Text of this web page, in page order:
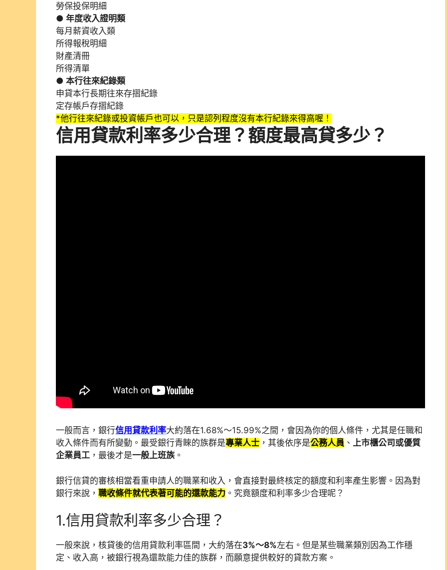
勞保投保明細
● 年度收入證明類
每月薪資收入類
所得報稅明細
財產清冊
所得清單
● 本行往來紀錄類
申貸本行長期往來存摺紀錄
定存帳戶存摺紀錄
*他行往來紀錄或投資帳戶也可以，只是認列程度沒有本行紀錄來得高喔！
信用貸款利率多少合理？額度最高貸多少？
一般而言，銀行信用貸款利率大約落在1.68%～15.99%之間，會因為你的個人條件，尤其是任職和
收入條件而有所變動。最受銀行青睞的族群是專業人士 ，其後依序是公務人員 、 上市櫃公司或優質
企業員工 ，最後才是一般上班族 。
銀行信貸的審核相當看重申請人的職業和收入，會直接對最終核定的額度和利率產生影響。因為對
銀行來說， 職收條件就代表著可能的還款能力 。究竟額度和利率多少合理呢？
1.信用貸款利率多少合理？
一般來說，核貸後的信用貸款利率區間，大約落在3%～8%左右。但是某些職業類別因為工作穩
定、收入高，被銀行視為還款能力佳的族群，而願意提供較好的貸款方案。